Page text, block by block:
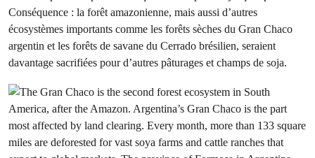
Conséquence : la forêt amazonienne, mais aussi d’autres
écosystèmes importants comme les forêts sèches du Gran Chaco
argentin et les forêts de savane du Cerrado brésilien, seraient
davantage sacrifiées pour d’autres pâturages et champs de soja.